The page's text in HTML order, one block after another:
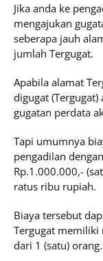
Jika anda ke
mengajukan
seberapa jauh
jumlah Tergugat.
Apabila alamat
digugat
gugatan perdata
Tapi umumnya
pengadilan
Rp.1.000.000,-
ratus ribu rupiah.
Biaya tersebut
Tergugat memiliki
dari 1 (satu) orang.